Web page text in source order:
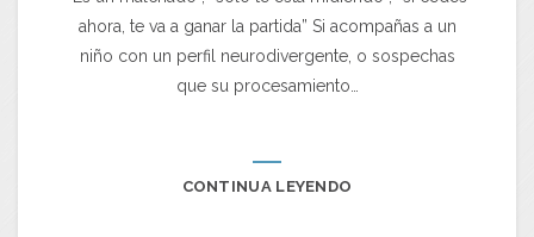
ahora, te va a ganar la partida” Si acompañas a un
niño con un perfil neurodivergente, o sospechas
que su procesamiento…
CONTINUA LEYENDO